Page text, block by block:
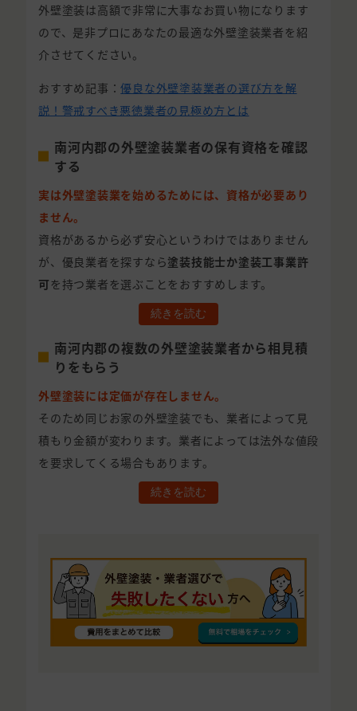
外壁塗装は高額で非常に大事なお買い物になります
ので、是非プロにあなたの最適な外壁塗装業者を紹
介させてください。
おすすめ記事：優良な外壁塗装業者の選び方を解
説！警戒すべき悪徳業者の見極め方とは
南河内郡の外壁塗装業者の保有資格を確認
する
実は外壁塗装業を始めるためには、資格が必要あり
ません。
資格があるから必ず安心というわけではありません
が、優良業者を探すなら塗装技能士か塗装工事業許
可 を持つ業者を選ぶことをおすすめします。
続きを読む
南河内郡の複数の外壁塗装業者から相見積
りをもらう
外壁塗装には定価が存在しません。
そのため同じお家の外壁塗装でも、業者によって見
積もり金額が変わります。業者によっては法外な値段
を要求してくる場合もあります。
続きを読む